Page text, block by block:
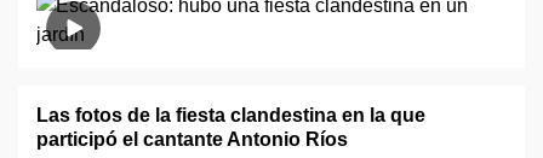
Las fotos de la fiesta clandestina en la que
participó el cantante Antonio Ríos